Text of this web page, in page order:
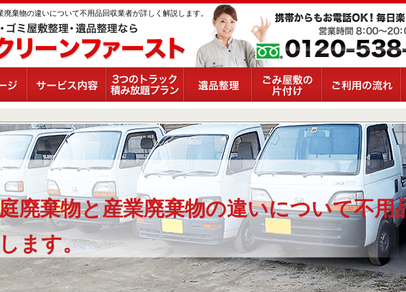
廃棄物の違いについて不用品回収業者が詳しく解説します。
廃棄物と産業廃棄物の違いについて不用
ます。